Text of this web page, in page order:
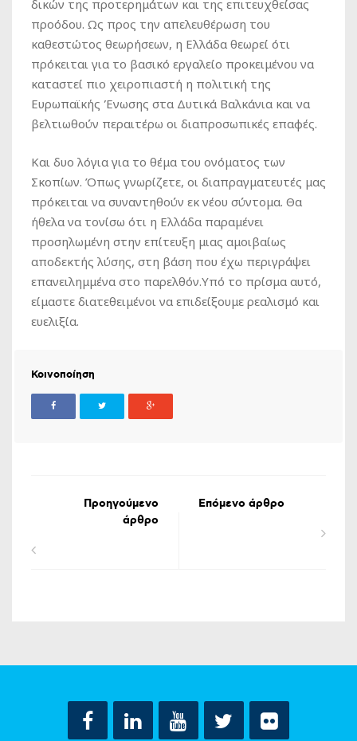
δικών της προτερημάτων και της επιτευχθείσας
προόδου. Ως προς την απελευθέρωση του
καθεστώτος θεωρήσεων, η Ελλάδα θεωρεί ότι
πρόκειται για το βασικό εργαλείο προκειμένου να
καταστεί πιο χειροπιαστή η πολιτική της
Ευρωπαϊκής Ένωσης στα Δυτικά Βαλκάνια και να
βελτιωθούν περαιτέρω οι διαπροσωπικές επαφές.
Και δυο λόγια για το θέμα του ονόματος των
Σκοπίων. Όπως γνωρίζετε, οι διαπραγματευτές μας
πρόκειται να συναντηθούν εκ νέου σύντομα. Θα
ήθελα να τονίσω ότι η Ελλάδα παραμένει
προσηλωμένη στην επίτευξη μιας αμοιβαίως
αποδεκτής λύσης, στη βάση που έχω περιγράψει
επανειλημμένα στο παρελθόν.Υπό το πρίσμα αυτό,
είμαστε διατεθειμένοι να επιδείξουμε ρεαλισμό και
ευελιξία.
Κοινοποίηση
Προηγούμενο
άρθρο
Επόμενο άρθρο